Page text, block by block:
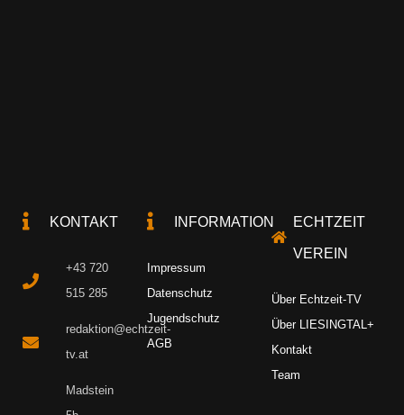
KONTAKT
+43 720
515 285
redaktion@echtzeit-
tv.at
Madstein
INFORMATION
Impressum
Datenschutz
Jugendschutz
AGB
ECHTZEIT
VEREIN
Über Echtzeit-TV
Über LIESINGTAL+
Kontakt
Team